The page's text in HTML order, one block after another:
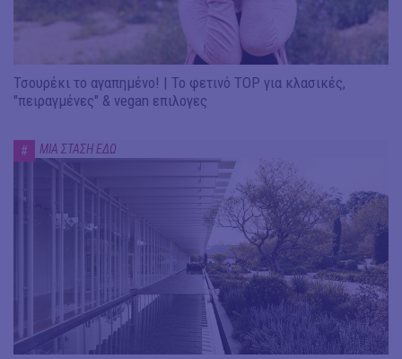
Τσουρέκι το αγαπημένο! | Το φετινό TOP για κλασικές,
"πειραγμένες" & vegan επιλογες
# ΜΙΑ ΣΤΑΣΗ ΕΔΩ